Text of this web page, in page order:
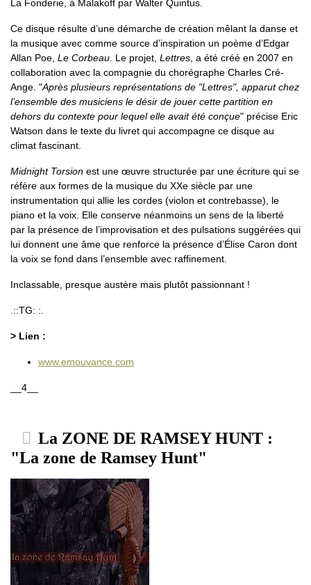
La Fonderie, à Malakoff par Walter Quintus.
Ce disque résulte d’une démarche de création mêlant la danse et
la musique avec comme source d’inspiration un poème d’Edgar
Allan Poe, Le Corbeau . Le projet, Lettres , a été créé en 2007 en
collaboration avec la compagnie du chorégraphe Charles Cré-
Ange. "Après plusieurs représentations de "Lettres", apparut chez
l’ensemble des musiciens le désir de jouer cette partition en
dehors du contexte pour lequel elle avait été conçue" précise Eric
Watson dans le texte du livret qui accompagne ce disque au
climat fascinant.
Midnight Torsion est une œuvre structurée par une écriture qui se
réfère aux formes de la musique du XXe siècle par une
instrumentation qui allie les cordes (violon et contrebasse), le
piano et la voix. Elle conserve néanmoins un sens de la liberté
par la présence de l’improvisation et des pulsations suggérées qui
lui donnent une âme que renforce la présence d’Élise Caron dont
la voix se fond dans l’ensemble avec raffinement.
Inclassable, presque austère mais plutôt passionnant !
.::TG: :.
> Lien :
www.emouvance.com
__4__
La ZONE DE RAMSEY HUNT :
"La zone de Ramsey Hunt"